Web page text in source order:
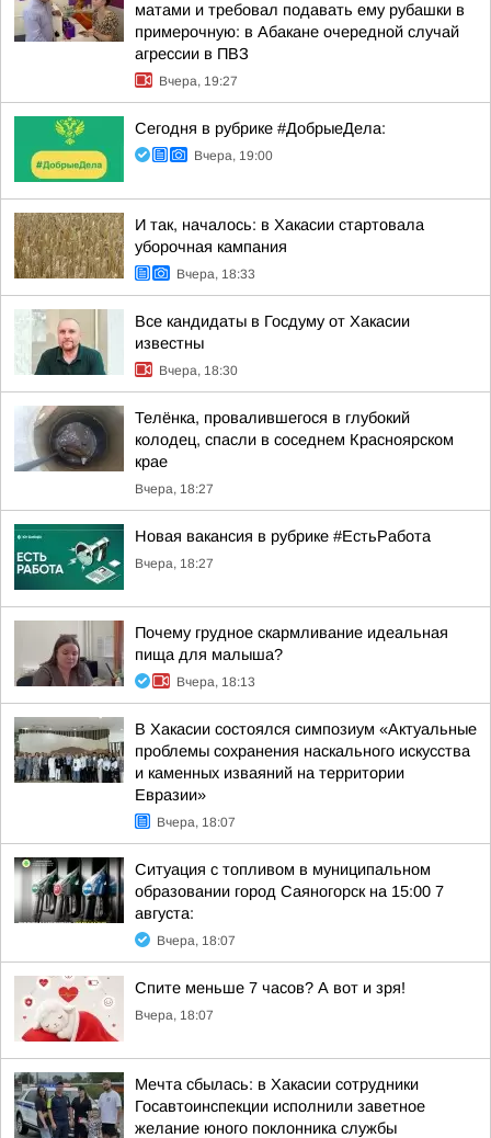
матами и требовал подавать ему рубашки в
примерочную: в Абакане очередной случай
агрессии в ПВЗ
Вчера, 19:27
Сегодня в рубрике #ДобрыеДела:
Вчера, 19:00
И так, началось: в Хакасии стартовала
уборочная кампания
Вчера, 18:33
Все кандидаты в Госдуму от Хакасии
известны
Вчера, 18:30
Телёнка, провалившегося в глубокий
колодец, спасли в соседнем Красноярском
крае
Вчера, 18:27
Новая вакансия в рубрике #ЕстьРабота
Вчера, 18:27
Почему грудное скармливание идеальная
пища для малыша?
Вчера, 18:13
В Хакасии состоялся симпозиум «Актуальные
проблемы сохранения наскального искусства
и каменных изваяний на территории
Евразии»
Вчера, 18:07
Ситуация с топливом в муниципальном
образовании город Саяногорск на 15:00 7
августа:
Вчера, 18:07
Спите меньше 7 часов? А вот и зря!
Вчера, 18:07
Мечта сбылась: в Хакасии сотрудники
Госавтоинспекции исполнили заветное
желание юного поклонника службы